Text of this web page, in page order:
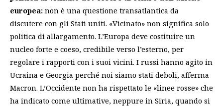
europea: non è una questione transatlantica da
discutere con gli Stati uniti. «Vicinato» non significa solo
politica di allargamento. L’Europa deve costituire un
nucleo forte e coeso, credibile verso l’esterno, per
regolare i rapporti con i suoi vicini. I russi hanno agito in
Ucraina e Georgia perché noi siamo stati deboli, afferma
Macron. L’Occidente non ha rispettato le «linee rosse» che
ha indicato come ultimative, neppure in Siria, quando si